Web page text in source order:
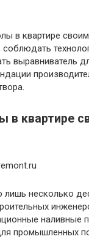
в квартире
выравниватель
в квартире
лишь несколько
наливные
промышленных